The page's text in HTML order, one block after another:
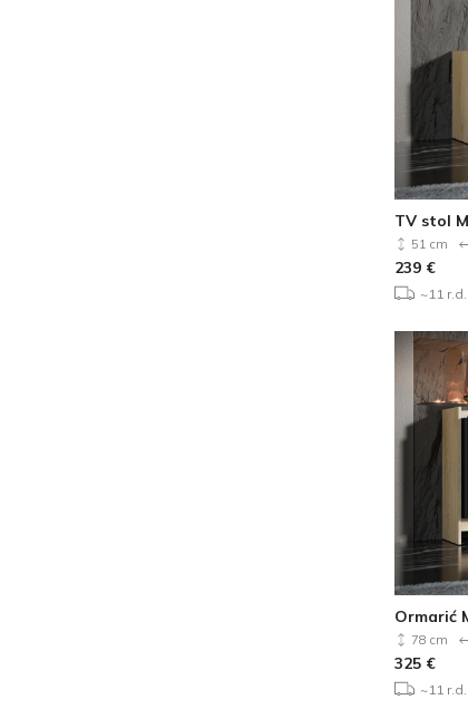
TV stol
51 cm
239 €
~11 r.d.
Ormarić
78 cm
325 €
~11 r.d.